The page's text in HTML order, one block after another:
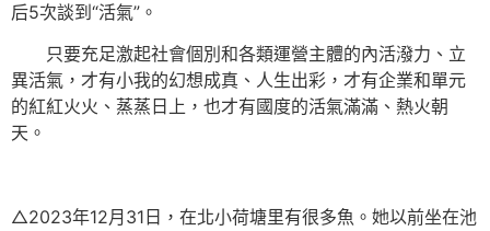
后5次談到“活氣”。
只要充足激起社會個別和各類運營主體的內活潑力、立
異活氣，才有小我的幻想成真、人生出彩，才有企業和單元
的紅紅火火、蒸蒸日上，也才有國度的活氣滿滿、熱火朝
天。
△2023年12月31日，在北小荷塘里有很多魚。她以前坐在池